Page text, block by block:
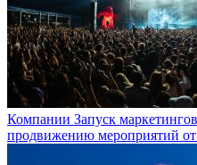
Компании Запуск
продвижению мероприятий от